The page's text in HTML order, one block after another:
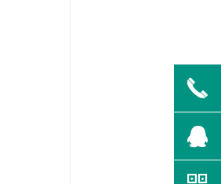
끅
뀩